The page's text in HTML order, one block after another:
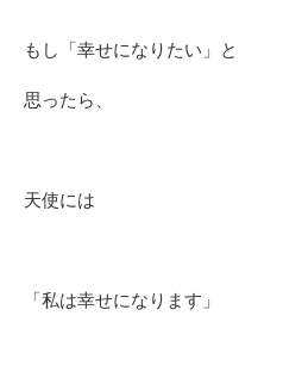
もし「幸せになりたい」と
思ったら、
天使には
「私は幸せになります」